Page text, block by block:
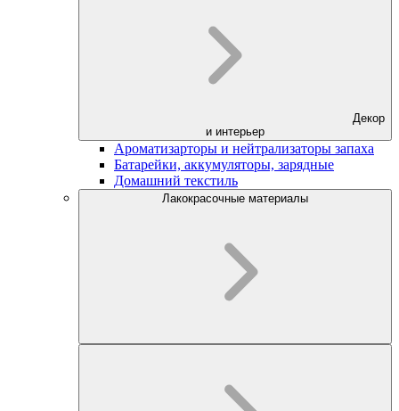
Декор
и интерьер
Ароматизарторы и нейтрализаторы запаха
Батарейки, аккумуляторы, зарядные
Домашний текстиль
Лакокрасочные материалы